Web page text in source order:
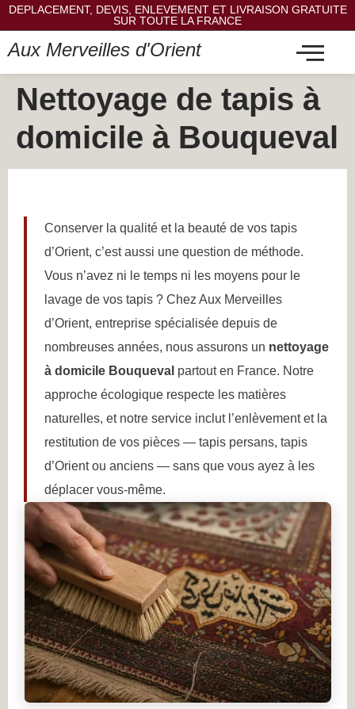
DEPLACEMENT, DEVIS, ENLEVEMENT ET LIVRAISON GRATUITE
SUR TOUTE LA FRANCE
Aux Merveilles d'Orient
Nettoyage de tapis à
domicile à Bouqueval
Conserver la qualité et la beauté de vos tapis
d’Orient, c’est aussi une question de méthode.
Vous n’avez ni le temps ni les moyens pour le
lavage de vos tapis ? Chez Aux Merveilles
d’Orient, entreprise spécialisée depuis de
nombreuses années, nous assurons un nettoyage
à domicile Bouqueval partout en France. Notre
approche écologique respecte les matières
naturelles, et notre service inclut l’enlèvement et la
restitution de vos pièces — tapis persans, tapis
d’Orient ou anciens — sans que vous ayez à les
déplacer vous-même.